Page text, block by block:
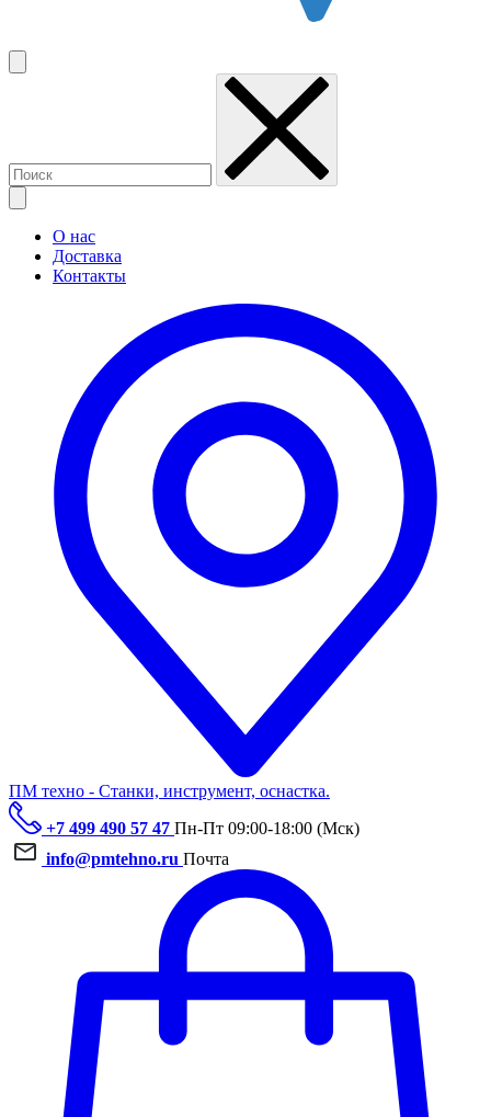
О нас
Доставка
Контакты
ПМ техно - Станки, инструмент, оснастка.
+7 499 490 57 47 Пн-Пт 09:00-18:00 (Мск)
info@pmtehno.ru Почта